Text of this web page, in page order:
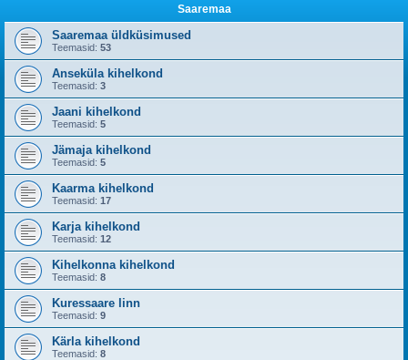
Saaremaa
Saaremaa üldküsimused
Teemasid: 53
Anseküla kihelkond
Teemasid: 3
Jaani kihelkond
Teemasid: 5
Jämaja kihelkond
Teemasid: 5
Kaarma kihelkond
Teemasid: 17
Karja kihelkond
Teemasid: 12
Kihelkonna kihelkond
Teemasid: 8
Kuressaare linn
Teemasid: 9
Kärla kihelkond
Teemasid: 8